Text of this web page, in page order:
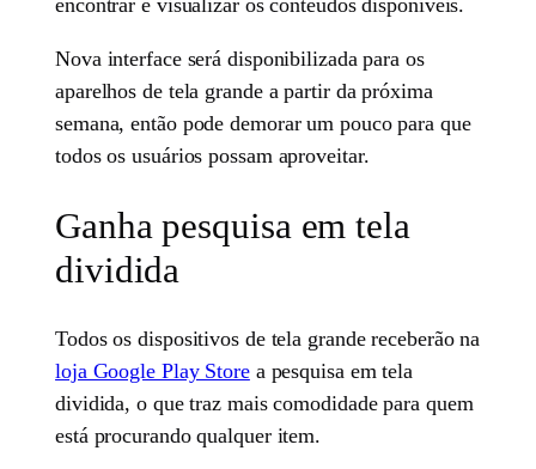
Nova interface será disponibilizada para os
aparelhos de tela grande a partir da próxima
semana, então pode demorar um pouco para que
todos os usuários possam aproveitar.
Ganha pesquisa em tela
dividida
Todos os dispositivos de tela grande receberão na
loja Google Play Storea pesquisa em tela
dividida, o que traz mais comodidade para quem
está procurando qualquer item.